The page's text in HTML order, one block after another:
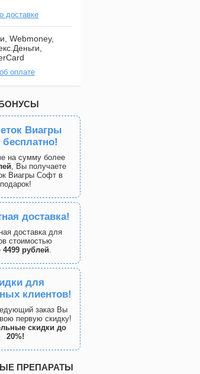
доставке
Webmoney,
оплате
Виагры
на сумму более
, Вы получаете
Виагры Софт в
подарок!
доставка!
доставка для
стоимостью
4499 рублей.
для
клиентов!
заказ Вы
первую скидку!
скидки до
20%!
ПРЕПАРАТЫ